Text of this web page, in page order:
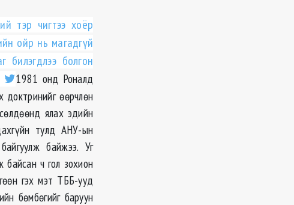
тэр чигтээ хоёр
ойр нь магадгүй
болгон
1981 онд Роналд
доктринийг өөрчлөн
ялах эдийн
тулд АНУ-ын
байжээ. Уг
ч гол зохион
гэх мэт ТББ-ууд
бөмбөгийг баруун